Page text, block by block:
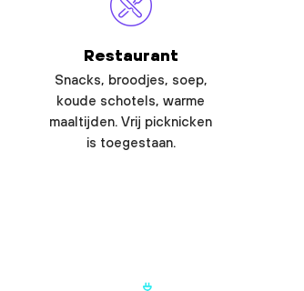
Restaurant
Snacks, broodjes, soep,
koude schotels, warme
maaltijden. Vrij picknicken
is toegestaan.